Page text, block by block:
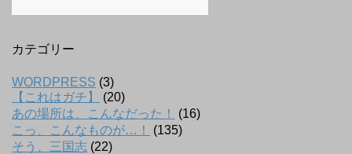
カテゴリー
WORDPRESS (3)
【これはガチ】
(20)
あの場所は、こんなだった！
(16)
こっ、こんなものが…！
(135)
そう、三国志 (22)